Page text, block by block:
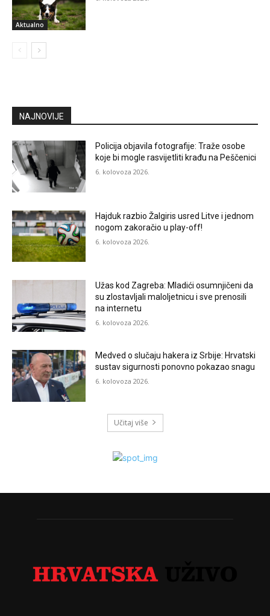
Aktualno
NAJNOVIJE
Policija objavila fotografije: Traže osobe
koje bi mogle rasvijetliti krađu na Peščenici
6. kolovoza 2026.
Hajduk razbio Žalgiris usred Litve i jednom
nogom zakoračio u play-off!
6. kolovoza 2026.
Užas kod Zagreba: Mladići osumnjičeni da
su zlostavljali maloljetnicu i sve prenosili
na internetu
6. kolovoza 2026.
Medved o slučaju hakera iz Srbije: Hrvatski
sustav sigurnosti ponovno pokazao snagu
6. kolovoza 2026.
Učitaj više